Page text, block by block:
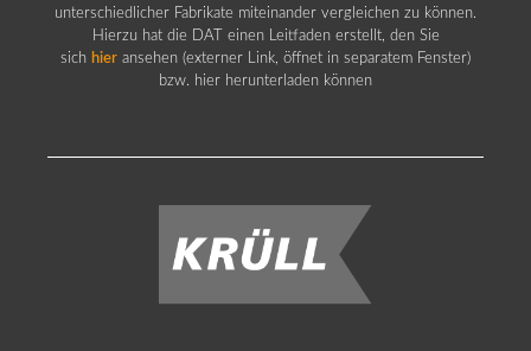
unterschiedlicher Fabrikate miteinander vergleichen zu können.
Hierzu hat die DAT einen Leitfaden erstellt, den Sie
sich hier ansehen (externer Link, öffnet in separatem Fenster)
bzw. hier herunterladen können